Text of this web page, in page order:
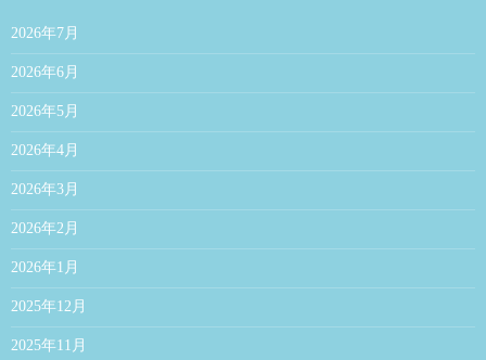
2026年7月
2026年6月
2026年5月
2026年4月
2026年3月
2026年2月
2026年1月
2025年12月
2025年11月